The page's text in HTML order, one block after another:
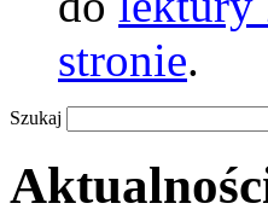
stronie.
Szukaj